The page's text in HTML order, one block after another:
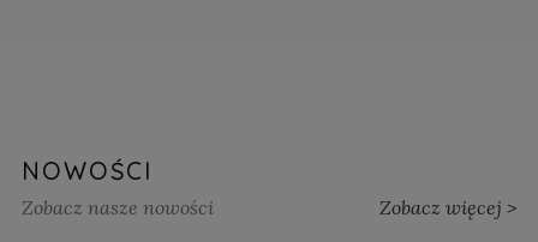
NOWOŚCI
Zobacz nasze nowości Zobacz więcej >